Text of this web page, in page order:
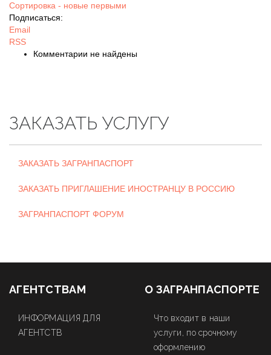
Сортировка - новые первыми
Подписаться:
Email
RSS
Комментарии не найдены
ЗАКАЗАТЬ УСЛУГУ
ЗАКАЗАТЬ ЗАГРАНПАСПОРТ
ЗАКАЗАТЬ ПРИГЛАШЕНИЕ ИНОСТРАНЦУ В РОССИЮ
ЗАГРАНПАСПОРТ ФОРУМ
АГЕНТСТВАМ
ИНФОРМАЦИЯ ДЛЯ
АГЕНТСТВ
О ЗАГРАНПАСПОРТЕ
Что входит в наши
услуги, по срочному
оформлению